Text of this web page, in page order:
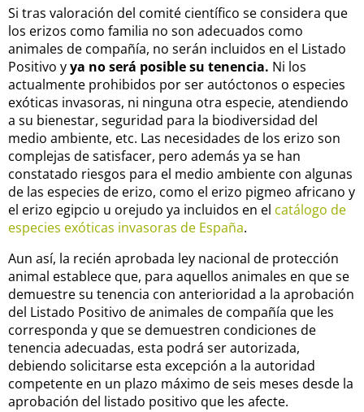
Si tras valoración del comité científico se considera que
los erizos como familia no son adecuados como
animales de compañía, no serán incluidos en el Listado
Positivo yya no será posible su tenencia. Ni los
actualmente prohibidos por ser autóctonos o especies
exóticas invasoras, ni ninguna otra especie, atendiendo
a su bienestar, seguridad para la biodiversidad del
medio ambiente, etc. Las necesidades de los erizo son
complejas de satisfacer, pero además ya se han
constatado riesgos para el medio ambiente con algunas
de las especies de erizo, como el erizo pigmeo africano y
el erizo egipcio u orejudo ya incluidos en el catálogo de
especies exóticas invasoras de España.
Aun así, la recién aprobada ley nacional de protección
animal establece que, para aquellos animales en que se
demuestre su tenencia con anterioridad a la aprobación
del Listado Positivo de animales de compañía que les
corresponda y que se demuestren condiciones de
tenencia adecuadas, esta podrá ser autorizada,
debiendo solicitarse esta excepción a la autoridad
competente en un plazo máximo de seis meses desde la
aprobación del listado positivo que les afecte.